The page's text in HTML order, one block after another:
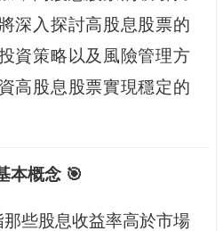
深入探討高股息股票的
資策略以及風險管理方
高股息股票實現穩定的
本概念 🎯
些股息收益率高於市場